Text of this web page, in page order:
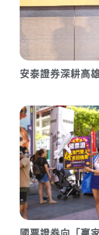
安泰證券深耕高